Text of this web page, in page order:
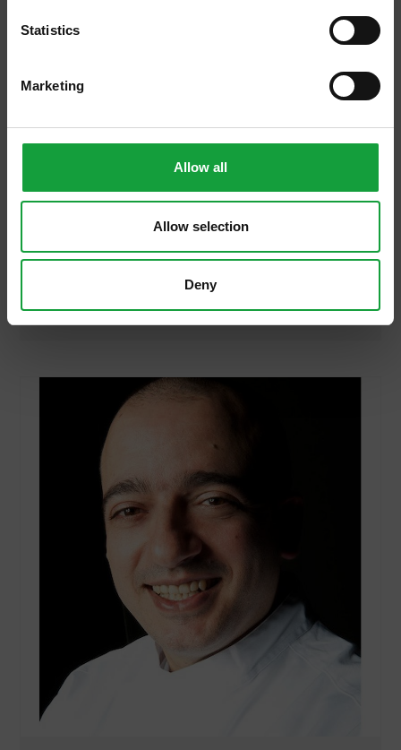
Statistics
Marketing
Allow all
Allow selection
Deny
Le proposte di
Massimo Bottura e Marta Pulini
proposta del bistrot modenese
Franceschetta58 di Massimo Bottura e
MartaPulini: l’apertura a pranzo proponendo